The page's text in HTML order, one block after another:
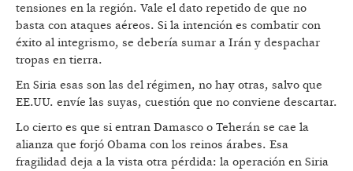
tensiones en la región. Vale el dato repetido de que no
basta con ataques aéreos. Si la intención es combatir con
éxito al integrismo, se debería sumar a Irán y despachar
tropas en tierra.
En Siria esas son las del régimen, no hay otras, salvo que
EE.UU. envíe las suyas, cuestión que no conviene descartar.
Lo cierto es que si entran Damasco o Teherán se cae la
alianza que forjó Obama con los reinos árabes. Esa
fragilidad deja a la vista otra pérdida: la operación en Siria